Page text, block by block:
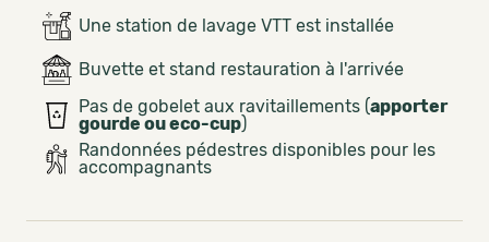
Une station de lavage VTT est installée
Buvette et stand restauration à l'arrivée
Pas de gobelet aux ravitaillements (apporter
gourde ou eco-cup)
Randonnées pédestres disponibles pour les
accompagnants